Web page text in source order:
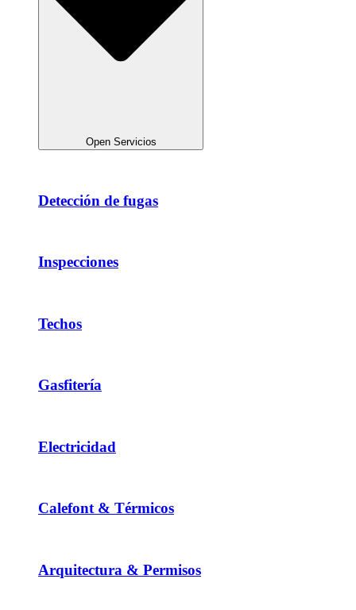
Open Servicios
Detección de fugas
Inspecciones
Techos
Gasfitería
Electricidad
Calefont & Térmicos
Arquitectura & Permisos